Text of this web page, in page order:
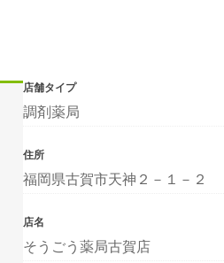
店舗タイプ
調剤薬局
住所
福岡県古賀市天神２－１－２
店名
そうごう薬局古賀店